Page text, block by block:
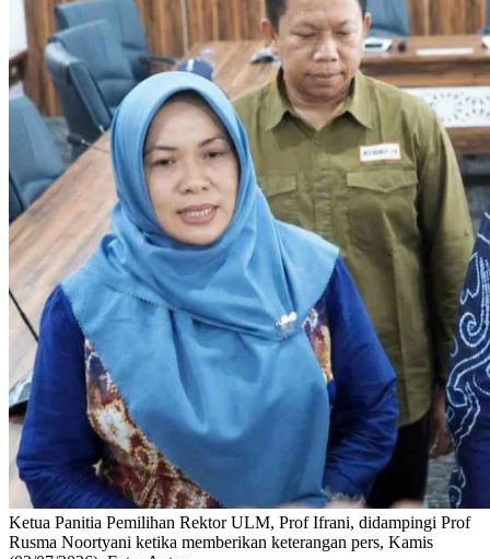
Ketua Panitia Pemilihan Rektor ULM, Prof Ifrani, didampingi Prof
Rusma Noortyani ketika memberikan keterangan pers, Kamis